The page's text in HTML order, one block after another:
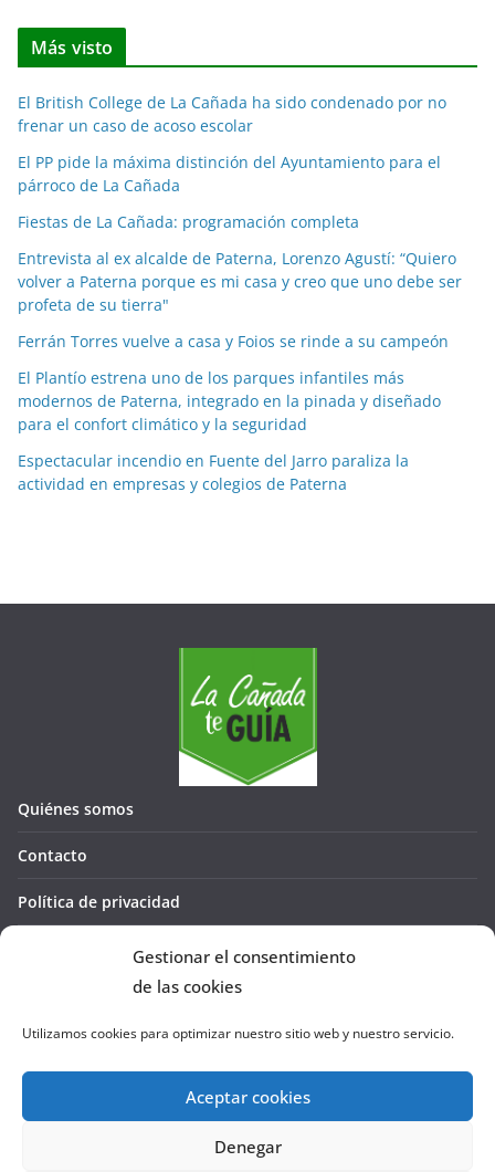
Gestionar el consentimiento
de las cookies
Utilizamos cookies para optimizar nuestro sitio web y nuestro servicio.
Aceptar cookies
Denegar
t
i
a
s
p
o
r
m
e
s
s
Más visto
El British College de La Cañada ha sido condenado por no
frenar un caso de acoso escolar
El PP pide la máxima distinción del Ayuntamiento para el
párroco de La Cañada
Fiestas de La Cañada: programación completa
Entrevista al ex alcalde de Paterna, Lorenzo Agustí: “Quiero
volver a Paterna porque es mi casa y creo que uno debe ser
profeta de su tierra"
Ferrán Torres vuelve a casa y Foios se rinde a su campeón
El Plantío estrena uno de los parques infantiles más
modernos de Paterna, integrado en la pinada y diseñado
para el confort climático y la seguridad
Espectacular incendio en Fuente del Jarro paraliza la
actividad en empresas y colegios de Paterna
Quiénes somos
Contacto
Política de privacidad
Política de cookies (UE)
La Cañada te GUÍA